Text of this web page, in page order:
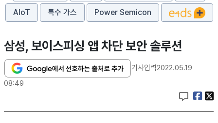
AIoT 특수 가스 Power Semicon
삼성, 보이스피싱 앱 차단 보안 솔루션
기사입력2022.05.19
08:49